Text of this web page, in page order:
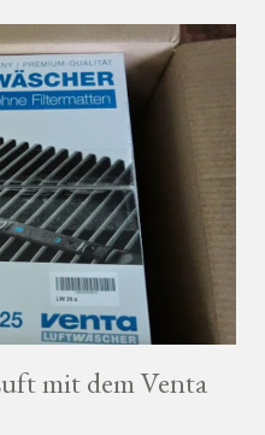
mit dem Venta